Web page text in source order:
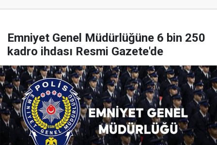
Emniyet Genel Müdürlüğüne 6 bin 250
kadro ihdası Resmi Gazete'de